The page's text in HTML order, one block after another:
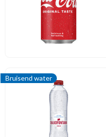
Bruisend water